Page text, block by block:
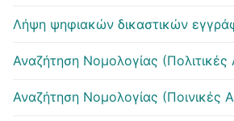
Λήψη ψηφιακών δικαστικών
Αναζήτηση Νομολογίας (Πολιτικές
Αναζήτηση Νομολογίας (Ποινικές